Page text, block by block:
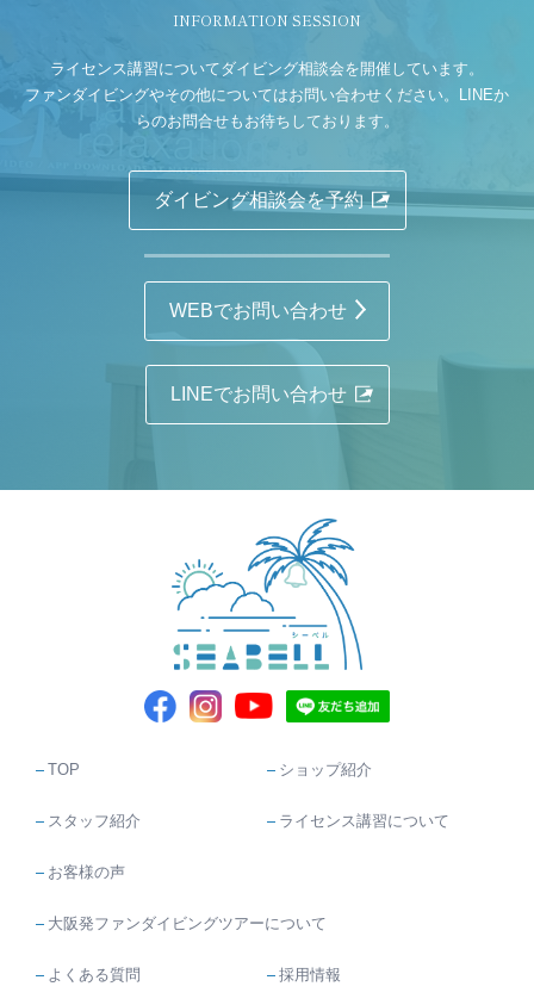
INFORMATION SESSION
ライセンス講習についてダイビング相談会を開催しています。
ファンダイビングやその他についてはお問い合わせください。LINEか
らのお問合せもお待ちしております。
ダイビング相談会を予約
WEBでお問い合わせ
LINEでお問い合わせ
TOP ショップ紹介
スタッフ紹介 ライセンス講習について
お客様の声
大阪発ファンダイビングツアーについて
よくある質問 採用情報